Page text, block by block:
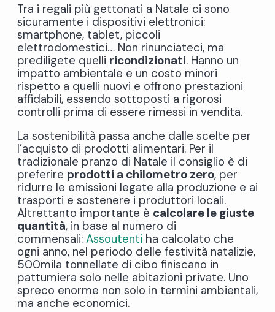
Tra i regali più gettonati a Natale ci sono
sicuramente i dispositivi elettronici:
smartphone, tablet, piccoli
elettrodomestici… Non rinunciateci, ma
prediligete quelli ricondizionati. Hanno un
impatto ambientale e un costo minori
rispetto a quelli nuovi e offrono prestazioni
affidabili, essendo sottoposti a rigorosi
controlli prima di essere rimessi in vendita.
La sostenibilità passa anche dalle scelte per
l’acquisto di prodotti alimentari. Per il
tradizionale pranzo di Natale il consiglio è di
preferire prodotti a chilometro zero, per
ridurre le emissioni legate alla produzione e ai
trasporti e sostenere i produttori locali.
Altrettanto importante è calcolare le giuste
quantità, in base al numero di
commensali: Assoutenti ha calcolato che
ogni anno, nel periodo delle festività natalizie,
500mila tonnellate di cibo finiscano in
pattumiera solo nelle abitazioni private. Uno
spreco enorme non solo in termini ambientali,
ma anche economici.